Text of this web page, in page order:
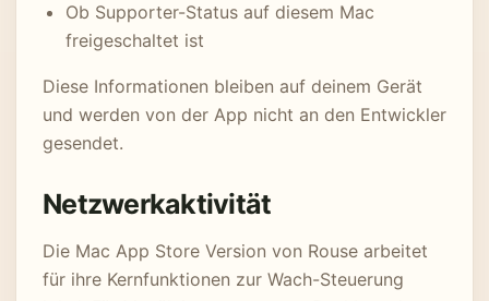
Ob Supporter-Status auf diesem Mac
freigeschaltet ist
Diese Informationen bleiben auf deinem Gerät
und werden von der App nicht an den Entwickler
gesendet.
Netzwerkaktivität
Die Mac App Store Version von Rouse arbeitet
für ihre Kernfunktionen zur Wach-Steuerung